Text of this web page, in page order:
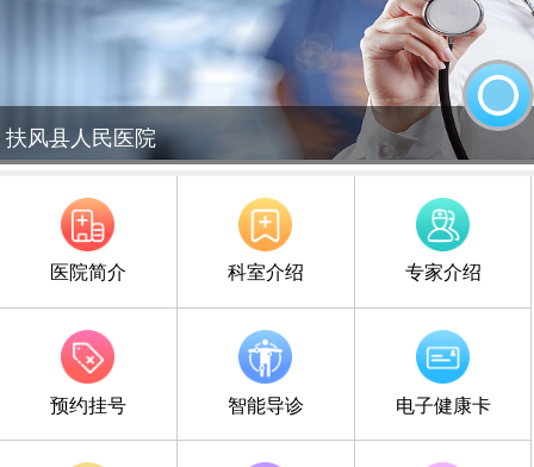
扶风县人民医院
医院简介 科室介绍 专家介绍
预约挂号 智能导诊 电子健康卡